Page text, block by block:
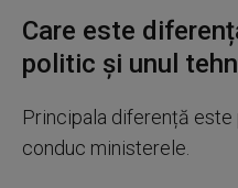
Care este
politic și unul
Principala diferență
conduc ministerele.